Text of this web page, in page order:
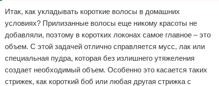
Итак, как укладывать короткие волосы в домашних
условиях? Прилизанные волосы еще никому красоты не
добавляли, поэтому в коротких локонах самое главное – это
объем. С этой задачей отлично справляется мусс, лак или
специальная пудра, которая без излишнего утяжеления
создает необходимый объем. Особенно это касается таких
стрижек, как короткий боб или любая другая стрижка с